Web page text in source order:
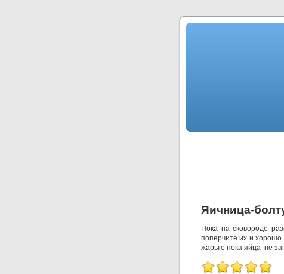
Яичница-
Пока на сковороде
поперчите их и
жарьте пока яйца не